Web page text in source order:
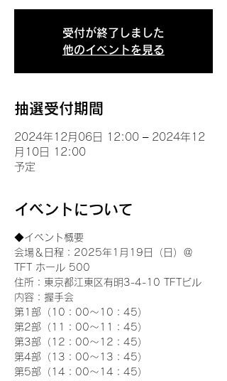
受付が終了しました
他のイベントを見る
抽選受付期間
2024年12月06日 12:00 – 2024年12
月10日 12:00
予定
イベントについて
◆イベント概要
会場＆日程：2025年1月19日（日）＠
TFT ホール 500
住所：東京都江東区有明3-4-10 TFTビル
内容：握手会
第1部（10：00～10：45）
第2部（11：00～11：45）
第3部（12：00～12：45）
第4部（13：00～13：45）
第5部（14：00～14：45）